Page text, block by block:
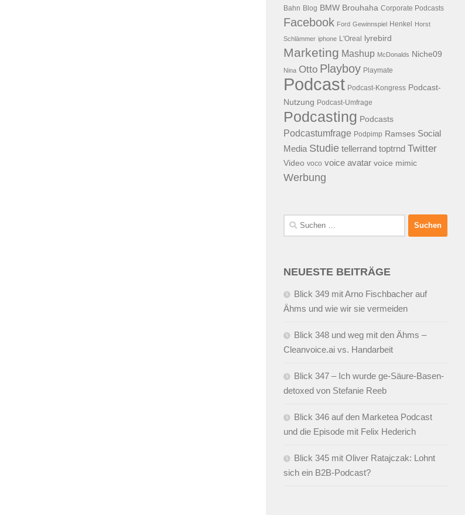
Bahn Blog BMW Brouhaha Corporate Podcasts
Facebook Ford Gewinnspiel Henkel Horst
Schlämmer iphone L'Oreal lyrebird
Marketing Mashup McDonalds Niche09
Nina Otto Playboy Playmate
Podcast Podcast-Kongress Podcast-
Nutzung Podcast-Umfrage
Podcasting Podcasts
Podcastumfrage Podpimp Ramses Social
Media Studie tellerrand toptrnd Twitter
Video voco voice avatar voice mimic
Werbung
Suchen
nach:
NEUESTE BEITRÄGE
Blick 349 mit Arno Fischbacher auf
Ähms und wie wir sie vermeiden
Blick 348 und weg mit den Ähms –
Cleanvoice.ai vs. Handarbeit
Blick 347 – Ich wurde ge-Säure-Basen-
detoxed von Stefanie Reeb
Blick 346 auf den Marketea Podcast
und die Episode mit Felix Hederich
Blick 345 mit Oliver Ratajczak: Lohnt
sich ein B2B-Podcast?